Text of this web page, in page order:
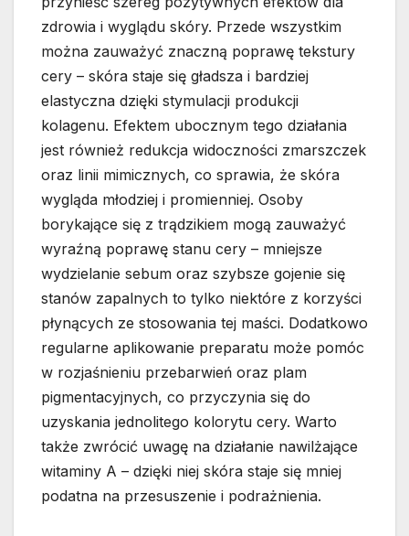
zdrowia i wyglądu skóry. Przede wszystkim
można zauważyć znaczną poprawę tekstury
cery – skóra staje się gładsza i bardziej
elastyczna dzięki stymulacji produkcji
kolagenu. Efektem ubocznym tego działania
jest również redukcja widoczności zmarszczek
oraz linii mimicznych, co sprawia, że skóra
wygląda młodziej i promienniej. Osoby
borykające się z trądzikiem mogą zauważyć
wyraźną poprawę stanu cery – mniejsze
wydzielanie sebum oraz szybsze gojenie się
stanów zapalnych to tylko niektóre z korzyści
płynących ze stosowania tej maści. Dodatkowo
regularne aplikowanie preparatu może pomóc
w rozjaśnieniu przebarwień oraz plam
pigmentacyjnych, co przyczynia się do
uzyskania jednolitego kolorytu cery. Warto
także zwrócić uwagę na działanie nawilżające
witaminy A – dzięki niej skóra staje się mniej
podatna na przesuszenie i podrażnienia.